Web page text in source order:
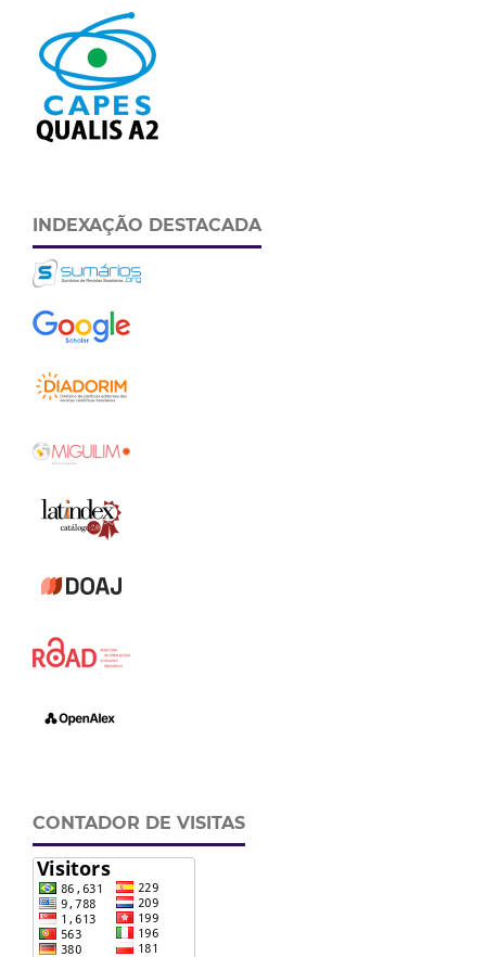
INDEXAÇÃO DESTACADA
CONTADOR DE VISITAS